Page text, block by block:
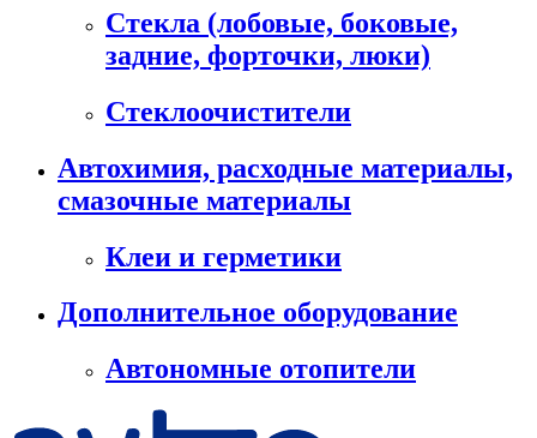
Стекла (лобовые, боковые,
задние, форточки, люки)
Стеклоочистители
Автохимия, расходные материалы,
смазочные материалы
Клеи и герметики
Дополнительное оборудование
Автономные отопители